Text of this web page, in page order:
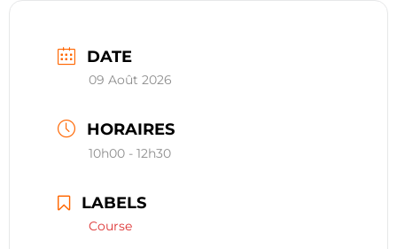
DATE
09 Août 2026
HORAIRES
10h00 - 12h30
LABELS
Course